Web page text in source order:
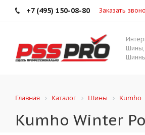
+7 (495) 150-08-80 Заказать
Шины,
Главная Каталог Шины Kumho
Kumho Winter